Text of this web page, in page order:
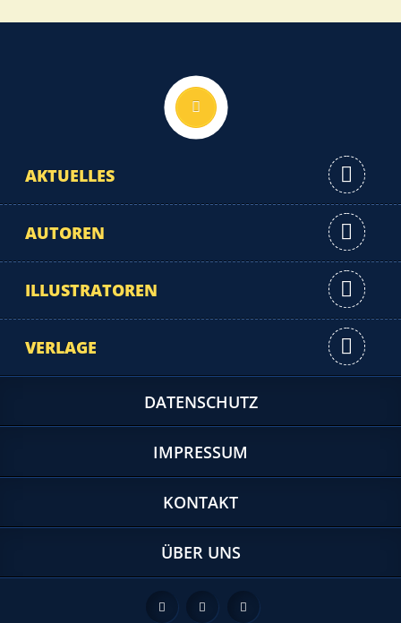
AKTUELLES
AUTOREN
ILLUSTRATOREN
VERLAGE
DATENSCHUTZ
IMPRESSUM
KONTAKT
ÜBER UNS
Feed